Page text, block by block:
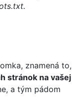
znamená to,
stránok na vašej
a tým pádom